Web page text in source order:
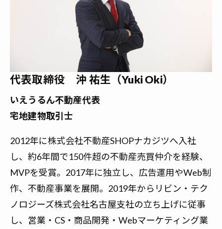
代表取締役 沖 祐生（Yuki Oki）
いえうるん不動産代表
宅地建物取引士
2012年に株式会社不動産SHOPナカジツへ入社
し、約6年間で150件超の不動産売買仲介を経験、
MVPを受賞。2017年に独立し、広告運用やWeb制
作、不動産事業を展開。2019年からリビン・テク
ノロジーズ株式会社名古屋支社の立ち上げに従事
し、営業・CS・商品開発・Webマーケティング業